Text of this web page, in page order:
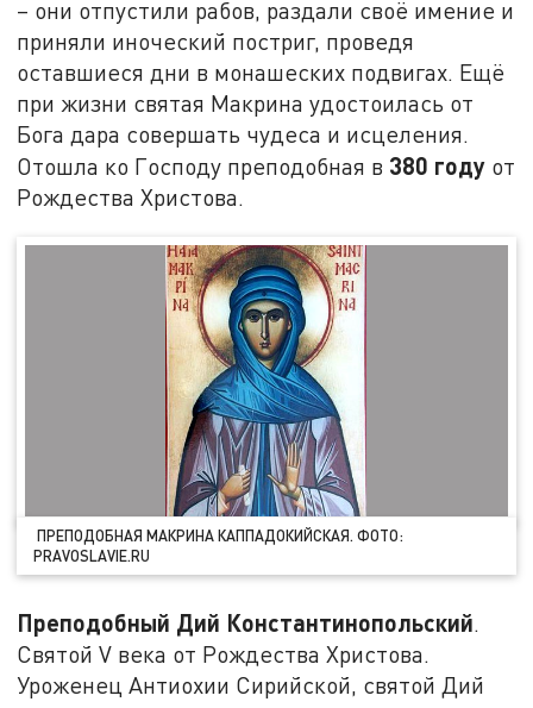
– они отпустили рабов, раздали своё имение и
приняли иноческий постриг, проведя
оставшиеся дни в монашеских подвигах. Ещё
при жизни святая Макрина удостоилась от
Бога дара совершать чудеса и исцеления.
Отошла ко Господу преподобная в 380 году от
Рождества Христова.
ПРЕПОДОБНАЯ МАКРИНА КАППАДОКИЙСКАЯ. ФОТО:
PRAVOSLAVIE.RU
Преподобный Дий Константинопольский
Святой V века от Рождества Христова.
Уроженец Антиохии Сирийской, святой Дий